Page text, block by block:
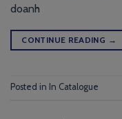
doanh
CONTINUE READING →
Posted in In Catalogue